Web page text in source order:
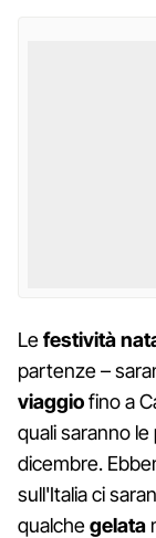
Lefestività
partenze –
viaggiofino a
quali saranno le
dicembre.
sull'Italia ci
qualchegelata